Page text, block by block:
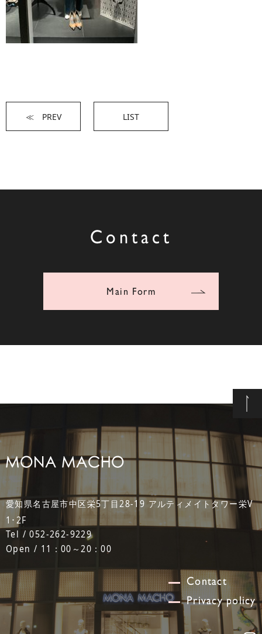
≪ PREV LIST
Contact
Main Form
愛知県名古屋市中区栄5丁目28-19 アルティメイトタワー栄V
1･2F
Tel / 052-262-9229
Open / 11：00～20：00
Contact
Privacy policy